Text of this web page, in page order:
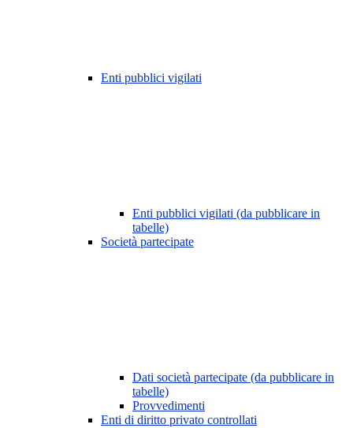
Enti pubblici vigilati
Enti pubblici vigilati (da pubblicare in
tabelle)
Società partecipate
Dati società partecipate (da pubblicare in
tabelle)
Provvedimenti
Enti di diritto privato controllati